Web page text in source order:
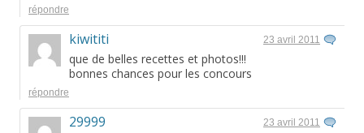
répondre
kiwititi 23 avril 2011
que de belles recettes et photos!!!
bonnes chances pour les concours
répondre
29999 23 avril 2011